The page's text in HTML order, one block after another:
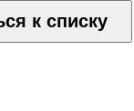
к списку